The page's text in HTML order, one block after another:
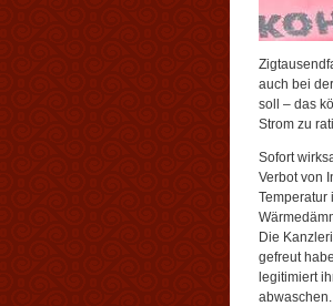
auch bei
soll – das
Strom zu
Sofort
Verbot von
Temperatur
Die
gefreut
legitimiert
abwaschen.